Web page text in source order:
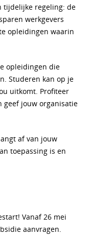
tijdelijke regeling: de
werkgevers
opleidingen waarin
opleidingen die
Studeren kan op je
uitkomt. Profiteer
geef jouw organisatie
af van jouw
toepassing is en
Vanaf 26 mei
aanvragen.